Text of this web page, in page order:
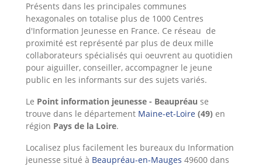
Présents dans les principales communes
hexagonales on totalise plus de 1000 Centres
d'Information Jeunesse en France. Ce réseau de
proximité est représenté par plus de deux mille
collaborateurs spécialisés qui oeuvrent au quotidien
pour aiguiller, conseiller, accompagner le jeune
public en les informants sur des sujets variés.
Le Point information jeunesse - Beaupréau se
trouve dans le département Maine-et-Loire (49) en
région Pays de la Loire.
Localisez plus facilement les bureaux du Information
jeunesse situé à Beaupréau-en-Mauges 49600 dans